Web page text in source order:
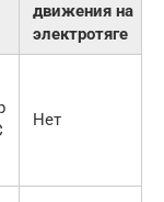
движения на
электротяге
Нет